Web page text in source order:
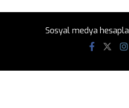
Sosyal medya